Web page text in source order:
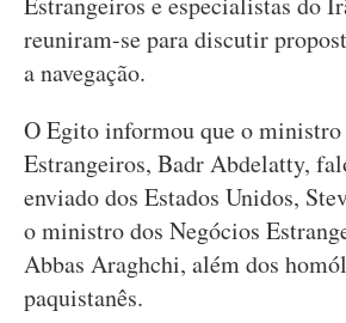
reuniram-se para discutir
a navegação.
O Egito informou que o ministro
Estrangeiros, Badr Abdelatty,
enviado dos Estados Unidos,
o ministro dos Negócios
Abbas Araghchi, além dos
paquistanês.